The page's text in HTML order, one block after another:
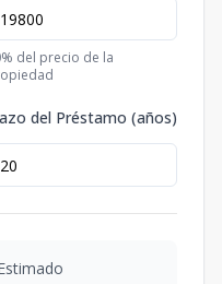
% del precio de la
del Préstamo (años)